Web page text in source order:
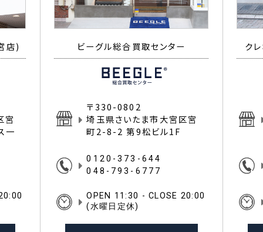
店)
宮
一
ビーグル総合買取センター
〒330-0802
埼玉県さいたま市大宮区宮
町2-8-2 第9松ビル1F
0120-373-644
048-793-6777
OPEN 11:30 - CLOSE 20:00
(水曜日定休)
ク